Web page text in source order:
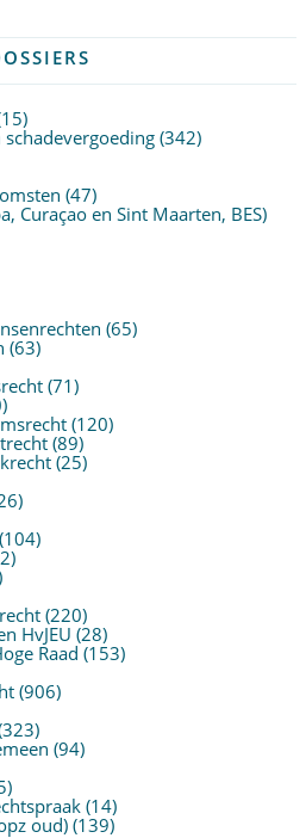
(342)
(47)
Curaçao en Sint Maarten, BES)
(65)
(63)
(71)
(120)
(89)
(25)
(104)
(220)
HvJEU (28)
Raad (153)
(906)
(94)
(14)
oud) (139)